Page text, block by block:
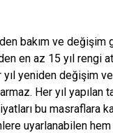
bakım ve değişim
en az 15 yıl rengi
yeniden değişim
Her yıl
bu masraflara
uyarlanabilen hem